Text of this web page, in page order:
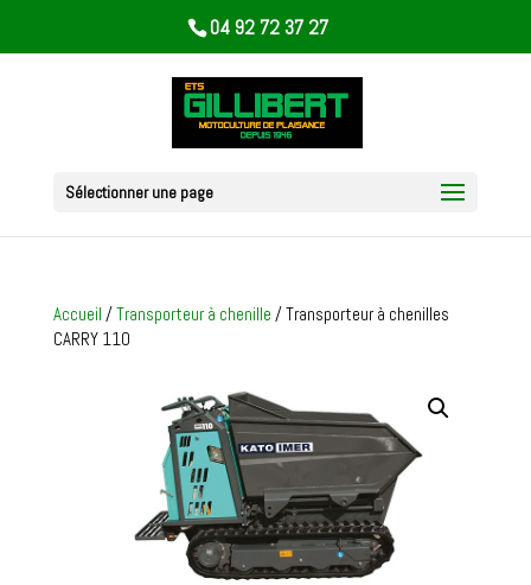
04 92 72 37 27
Sélectionner une page
Accueil /Transporteur à chenille / Transporteur à chenilles
CARRY 110